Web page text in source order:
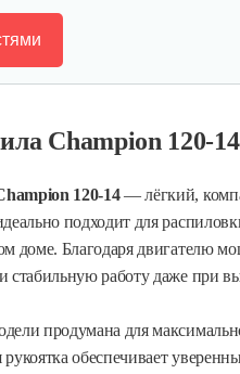
Champion 120-14
120-14— лёгкий,
подходит для
доме. Благодаря двигателю
стабильную работу даже при
продумана для
обеспечивает